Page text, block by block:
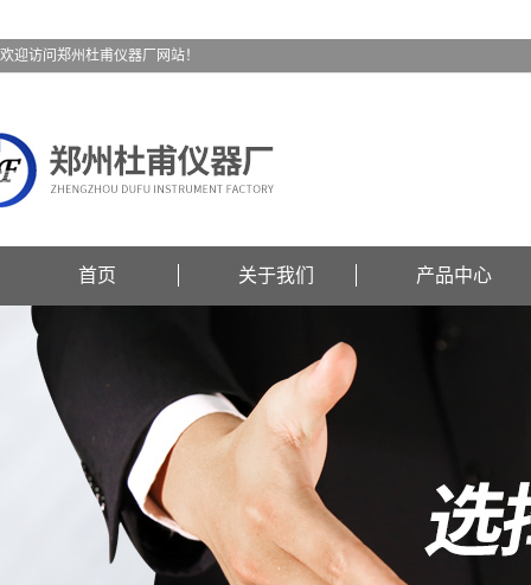
欢迎访问郑州杜甫仪器厂网站！
首页 关于我们 产品中心